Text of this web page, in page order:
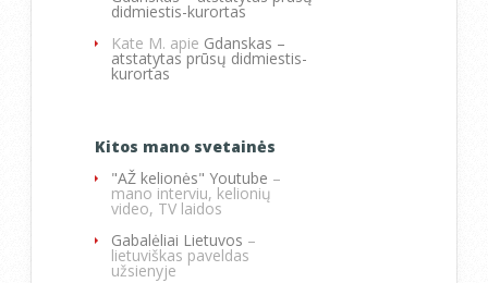
didmiestis-kurortas
Kate M. apie Gdanskas –
atstatytas prūsų didmiestis-
kurortas
Kitos mano svetainės
"AŽ kelionės" Youtube –
mano interviu, kelionių
video, TV laidos
Gabalėliai Lietuvos –
lietuviškas paveldas
užsienyje